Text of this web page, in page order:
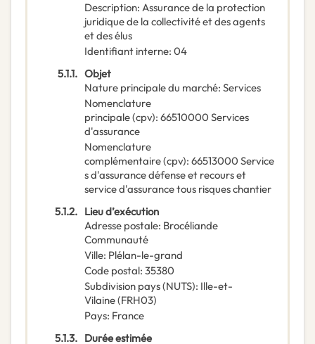
Description: Assurance de la protection
juridique de la collectivité et des agents
et des élus
Identifiant interne: 04
5.1.1. Objet
Nature principale du marché: Services
Nomenclature
principale(cpv): 66510000 Services
d'assurance
Nomenclature
complémentaire(cpv): 66513000 Service
s d'assurance défense et recours et
service d'assurance tous risques chantier
5.1.2. Lieu d’exécution
Adresse postale: Brocéliande
Communauté
Ville: Plélan-le-grand
Code postal: 35380
Subdivision pays (NUTS): Ille-et-
Vilaine(FRH03)
Pays: France
5.1.3. Durée estimée